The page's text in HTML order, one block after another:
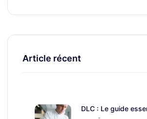
Article récent
DLC : Le guide